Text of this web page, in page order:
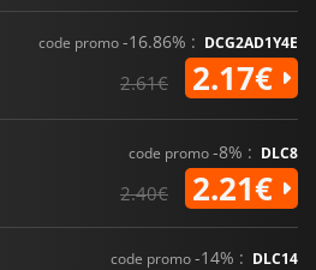
code promo-16.86% : DCG2AD1Y4E
2.61€ 2.17€
code promo-8% : DLC8
2.40€ 2.21€
code promo-14% : DLC14